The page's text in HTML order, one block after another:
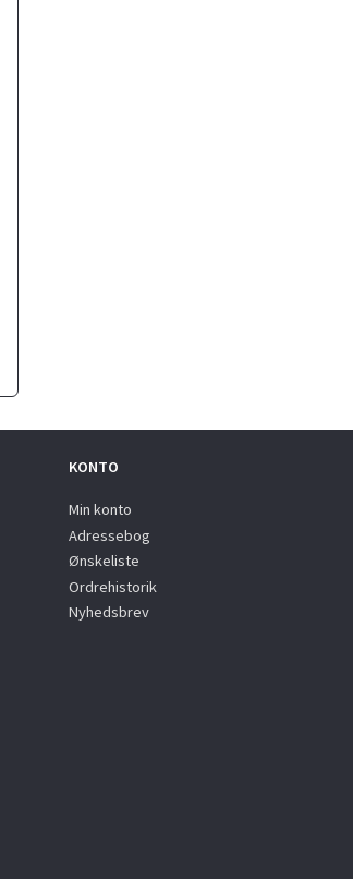
KONTO
Min konto
Adressebog
Ønskeliste
Ordrehistorik
Nyhedsbrev